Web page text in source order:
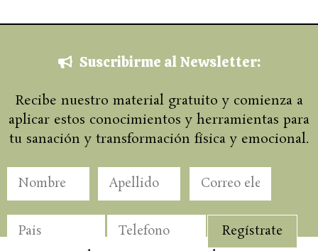
Suscribirme al Newsletter:
Recibe nuestro material gratuito y comienza a
aplicar estos conocimientos y herramientas para
tu sanación y transformación física y emocional.